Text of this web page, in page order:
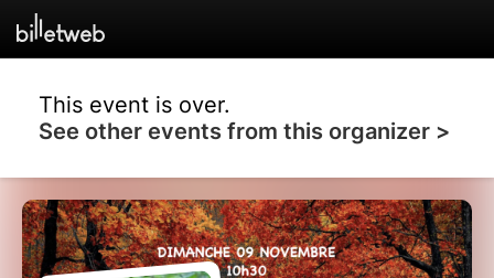
This event is over.
See other events from this organizer >